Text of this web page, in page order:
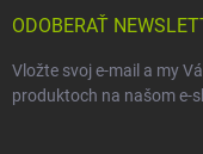
ODOBERAŤ
Vložte svoj e-mail a my
produktoch na našom e-